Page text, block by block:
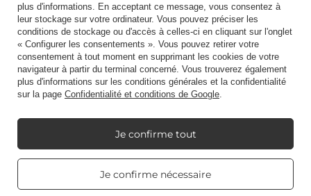
Bougies parfumées
Raccourci
plus d'informations. En acceptant ce message, vous consentez à
leur stockage sur votre ordinateur. Vous pouvez préciser les
conditions de stockage ou d'accès à celles-ci en cliquant sur l'onglet
« Configurer les consentements ». Vous pouvez retirer votre
consentement à tout moment en supprimant les cookies de votre
navigateur à partir du terminal concerné. Vous trouverez également
plus d'informations sur les conditions générales et la confidentialité
sur la page Confidentialité et conditions de Google.
Je confirme nécessaire
Je confirme tout